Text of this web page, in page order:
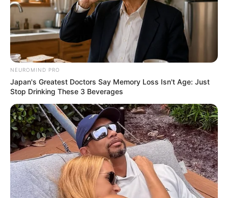
NEUROMIND PRO
Japan's Greatest Doctors Say Memory Loss Isn't Age: Just
Stop Drinking These 3 Beverages